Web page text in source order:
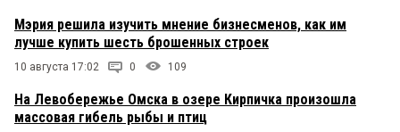
Мэрия решила изучить мнение бизнесменов, как им
лучше купить шесть брошенных строек
10 августа 17:02 0 109
На Левобережье Омска в озере Кирпичка произошла
массовая гибель рыбы и птиц